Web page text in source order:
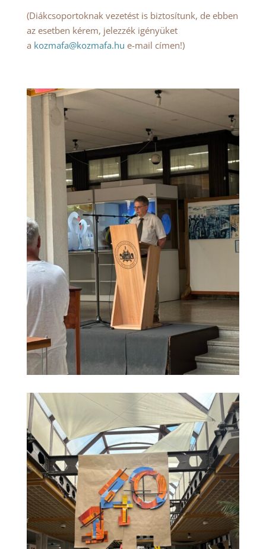
(Diákcsoportoknak vezetést is biztosítunk, de ebben
az esetben kérem, jelezzék igényüket
a kozmafa@kozmafa.hu e-mail címen!)